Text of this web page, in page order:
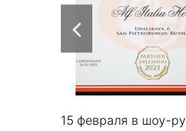
15 февраля в шоу-